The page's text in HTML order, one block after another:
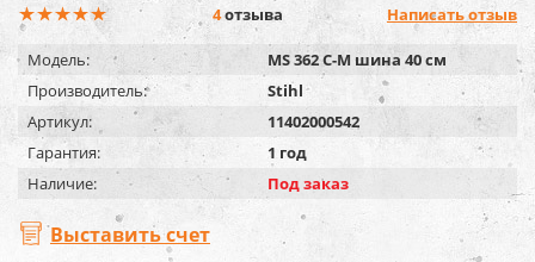
4отзыва Написать отзыв
Модель:
MS 362 C-M шина 40 см
Производитель:
Stihl
Артикул:
11402000542
Гарантия:
1 год
Наличие:
Под заказ
Выставить счет